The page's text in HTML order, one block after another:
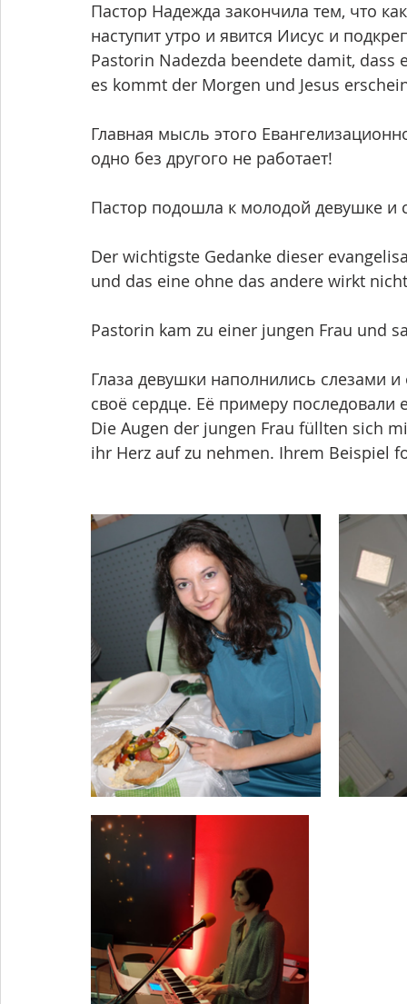
Пастор Надежда закончила тем, что
наступит утро и явится Иисус и
Pastorin Nadezda beendete damit,
es kommt der Morgen und Jesus
Главная мысль этого
одно без другого не работает!
Пастор подошла к молодой девушке и
Der wichtigste Gedanke dieser
und das eine ohne das andere wirkt
Pastorin kam zu einer jungen Frau und
Глаза девушки наполнились слезами
своё сердце. Её примеру
Die Augen der jungen Frau füllten sich
ihr Herz auf zu nehmen. Ihrem Beispiel